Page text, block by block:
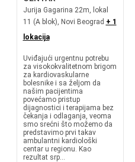
Jurija Gagarina 22m, lokal
11 (A blok), Novi Beograd + 1
lokacija
Uviđajući urgentnu potrebu
za visokokvalitetnom brigom
za kardiovaskularne
bolesnike i sa željom da
našim pacijentima
povećamo pristup
dijagnostici i terapijama bez
čekanja i odlaganja, veoma
smo srećni što možemo da
predstavimo prvi takav
ambulantni kardiološki
centar u regionu. Kao
rezultat srp...